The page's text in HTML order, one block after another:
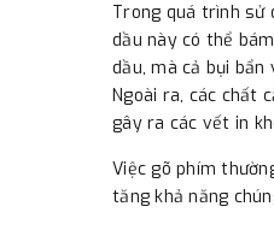
Trong quá trình sử
dầu này có thể
dầu, mà cả bụi
Ngoài ra, các chất
gây ra các vết in
Việc gõ phím
tăng khả năng